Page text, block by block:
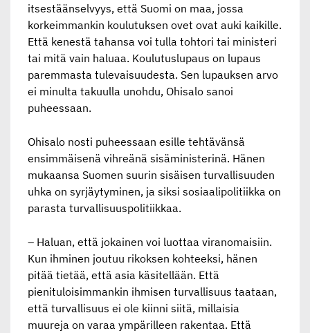
itsestäänselvyys, että Suomi on maa, jossa
korkeimmankin koulutuksen ovet ovat auki kaikille.
Että kenestä tahansa voi tulla tohtori tai ministeri
tai mitä vain haluaa. Koulutuslupaus on lupaus
paremmasta tulevaisuudesta. Sen lupauksen arvo
ei minulta takuulla unohdu, Ohisalo sanoi
puheessaan.
Ohisalo nosti puheessaan esille tehtävänsä
ensimmäisenä vihreänä sisäministerinä. Hänen
mukaansa Suomen suurin sisäisen turvallisuuden
uhka on syrjäytyminen, ja siksi sosiaalipolitiikka on
parasta turvallisuuspolitiikkaa.
– Haluan, että jokainen voi luottaa viranomaisiin.
Kun ihminen joutuu rikoksen kohteeksi, hänen
pitää tietää, että asia käsitellään. Että
pienituloisimmankin ihmisen turvallisuus taataan,
että turvallisuus ei ole kiinni siitä, millaisia
muureja on varaa ympärilleen rakentaa. Että